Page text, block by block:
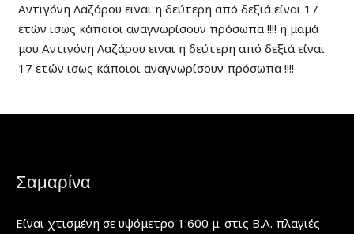
Αντιγόνη Λαζάρου ειναι η δεύτερη από δεξιά είναι 17
ετών ισως κάποιοι αναγνωρίσουν πρόσωπα !!!! η μαμά
μου Αντιγόνη Λαζάρου ειναι η δεύτερη από δεξιά είναι
17 ετών ισως κάποιοι αναγνωρίσουν πρόσωπα !!!!
Σαμαρίνα
Είναι χτισμένη σε υψόμετρο 1.600 μ. στις Β.Α. πλαγιές